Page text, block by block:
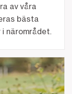
av våra
bästa
närområdet.